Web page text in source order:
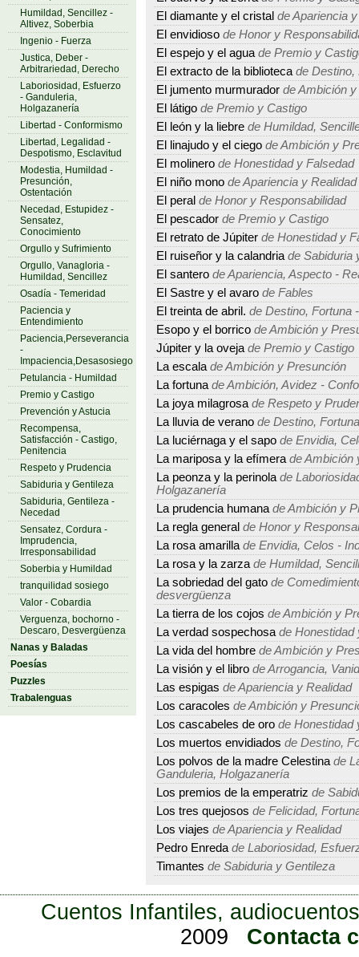
Humildad, Sencillez -
Altivez, Soberbia
Ingenio - Fuerza
Justica, Deber -
Arbitrariedad, Derecho
Laboriosidad, Esfuerzo
- Ganduleria,
Holgazanería
Libertad - Conformismo
Libertad, Legalidad -
Despotismo, Esclavitud
Modestia, Humildad -
Presunción,
Ostentación
Necedad, Estupidez -
Sensatez,
Conocimiento
Orgullo y Sufrimiento
Orgullo, Vanagloria -
Humildad, Sencillez
Osadía - Temeridad
Paciencia y
Entendimiento
Paciencia,Perseverancia
-
Impaciencia,Desasosiego
Petulancia - Humildad
Premio y Castigo
Prevención y Astucia
Recompensa,
Satisfacción - Castigo,
Penitencia
Respeto y Prudencia
Sabiduria y Gentileza
Sabiduria, Gentileza -
Necedad
Sensatez, Cordura -
Imprudencia,
Irresponsabilidad
Soberbia y Humildad
tranquilidad sosiego
Valor - Cobardia
Verguenza, bochorno -
Descaro, Desvergüenza
Nanas y Baladas
Poesías
Puzzles
Trabalenguas
El diamante y el cristal de Apariencia
El envidioso de Honor y
El espejo y el agua de Premio y
El extracto de la biblioteca de Destino,
El jumento murmurador de Ambición
El látigo de Premio y Castigo
El león y la liebre de Humildad,
El linajudo y el ciego de Ambición y
El molinero de Honestidad y Falsedad
El niño mono de Apariencia y Realidad
El peral de Honor y Responsabilidad
El pescador de Premio y Castigo
El retrato de Júpiter de Honestidad y
El ruiseñor y la calandria de Sabiduria
El santero de Apariencia, Aspecto -
El Sastre y el avaro de Fables
El treinta de abril. de Destino, Fortuna
Esopo y el borrico de Ambición y
Júpiter y la oveja de Premio y Castigo
La escala de Ambición y Presunción
La fortuna de Ambición, Avidez -
La joya milagrosa de Respeto y
La lluvia de verano de Destino,
La luciérnaga y el sapo de Envidia,
La mariposa y la efímera de Ambición
La peonza y la perinola de
Holgazanería
La prudencia humana de Ambición y
La regla general de Honor y
La rosa amarilla de Envidia, Celos -
La rosa y la zarza de Humildad,
La sobriedad del gato de
desvergüenza
La tierra de los cojos de Ambición y
La verdad sospechosa de Honestidad
La vida del hombre de Ambición y
La visión y el libro de Arrogancia,
Las espigas de Apariencia y Realidad
Los caracoles de Ambición y
Los cascabeles de oro de Honestidad
Los muertos envidiados de Destino,
Los polvos de la madre Celestina de
Ganduleria, Holgazanería
Los premios de la emperatriz de
Los tres quejosos de Felicidad,
Los viajes de Apariencia y Realidad
Pedro Enreda de Laboriosidad,
Timantes de Sabiduria y Gentileza
Cuentos Infantiles,
2009
Contacta